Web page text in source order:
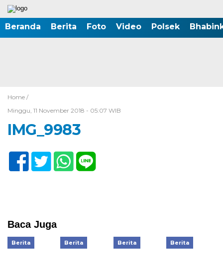
Beranda Berita Foto Video Polsek
Home /
Minggu, 11 November 2018 - 05:07 WIB
IMG_9983
Baca Juga
Berita Berita Berita Berita